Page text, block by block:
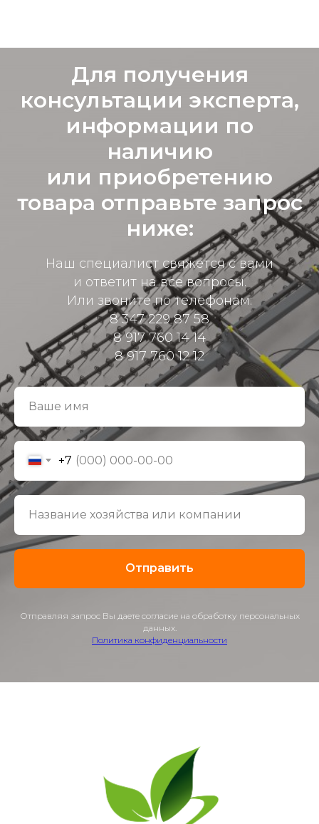
Для получения
консультации эксперта,
информации по
наличию
или приобретению
товара отправьте запрос
ниже:
Наш специалист свяжется с вами
и ответит на все вопросы.
Или звоните по телефонам:
8 347 229 87 58
8 917 760 14 14
8 917 760 12 12
+7
Отправить
Отправляя запрос Вы даете согласие на обработку персональных
данных.
Политика конфиденциальности